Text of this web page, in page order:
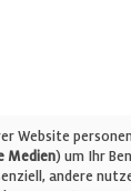
2585563-0
bau.eu
Website
Medien) um Ihr
andere